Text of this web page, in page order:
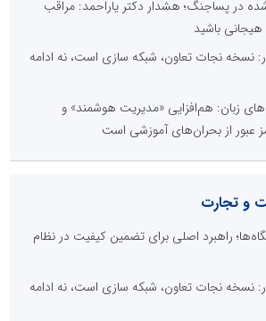
در پساجنگ؛ هشدار دکتر یاراحمد: مراقب
باشید
نسخه نجات تعاون، شبکه سازی است، نه ادامه
زبان: هم‌افزایی «مدیریت هوشمند» و
عبور از بحران‌های آموزشی است
و تجارت
راهبرد اصلی برای تضمین کیفیت در نظام
نسخه نجات تعاون، شبکه سازی است، نه ادامه